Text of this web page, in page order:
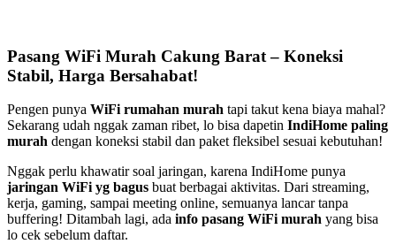
Pasang WiFi Murah Cakung Barat – Koneksi
Stabil, Harga Bersahabat!
Pengen punya WiFi rumahan murah tapi takut kena biaya mahal?
Sekarang udah nggak zaman ribet, lo bisa dapetin IndiHome paling
murah dengan koneksi stabil dan paket fleksibel sesuai kebutuhan!
Nggak perlu khawatir soal jaringan, karena IndiHome punya
jaringan WiFi yg bagus buat berbagai aktivitas. Dari streaming,
kerja, gaming, sampai meeting online, semuanya lancar tanpa
buffering! Ditambah lagi, ada info pasang WiFi murah yang bisa
lo cek sebelum daftar.